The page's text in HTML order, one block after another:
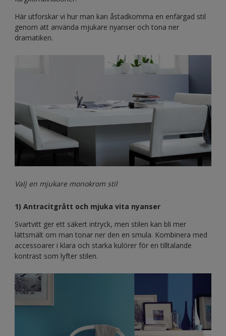
Här utforskar vi hur man kan åstadkomma en enfärgad stil
genom att använda mjukare nyanser och tona ner
dramatiken.
Valj en mjukare monokrom stil
1) Antracitgrått och mjuka vita nyanser
Svartvitt ger ett säkert intryck, men stilen kan bli mer
lättsmält om man tonar ner den en smula. Kombinera med
accessoarer i klara och starka kulörer för en tilltalande
kontrast som lyfter stilen.